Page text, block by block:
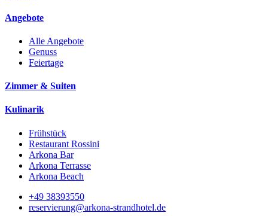
Angebote
Alle Angebote
Genuss
Feiertage
Zimmer & Suiten
Kulinarik
Frühstück
Restaurant Rossini
Arkona Bar
Arkona Terrasse
Arkona Beach
+49 38393550
reservierung@arkona-strandhotel.de